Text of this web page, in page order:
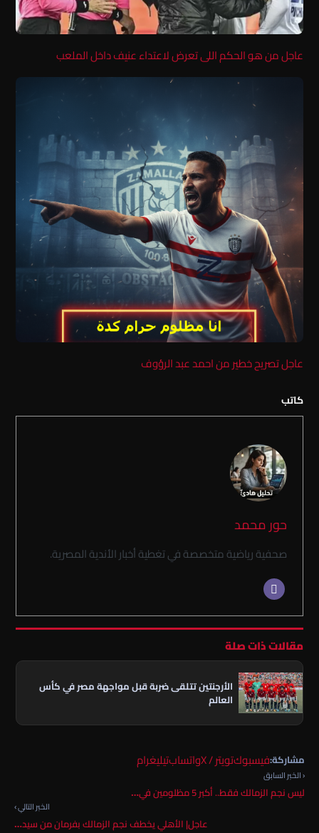
عاجل من هو الحكم اللى تعرض لاعتداء عنيف داخل الملعب
عاجل تصريح خطير من احمد عبد الرؤوف
كاتب
حور محمد
صحفية رياضية متخصصة في تغطية أخبار الأندية المصرية.
مقالات ذات صلة
الأرجنتين تتلقى ضربة قبل مواجهة مصر في كأس
العالم
مشاركة:فيسبوكتويتر / X واتسابتيليغرام
‹ الخبر السابق
ليس نجم الزمالك فقط.. أكبر 5 مظلومين في…
الخبر التالي ›
عاجل| الأهلي يخطف نجم الزمالك بفرمان من سيد…